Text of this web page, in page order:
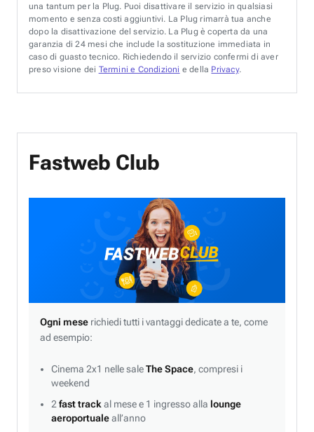
una tantum per la Plug. Puoi disattivare il servizio in qualsiasi
momento e senza costi aggiuntivi. La Plug rimarrà tua anche
dopo la disattivazione del servizio. La Plug è coperta da una
garanzia di 24 mesi che include la sostituzione immediata in
caso di guasto tecnico. Richiedendo il servizio confermi di aver
preso visione dei Termini e Condizioni e della Privacy.
Fastweb Club
Ogni mese richiedi tutti i vantaggi dedicate a te, come
ad esempio:
Cinema 2x1 nelle saleThe Space, compresi i
weekend
2 fast track al mese e 1 ingresso alla lounge
aeroportualeall’anno